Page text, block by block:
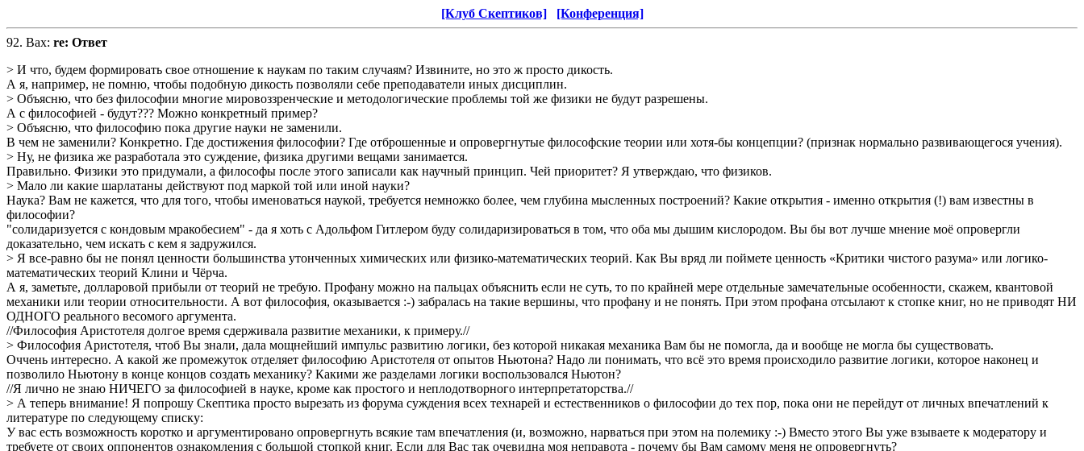
[Клуб Скептиков] [Конференция]
92. Вах: re: Ответ
> И что, будем формировать свое отношение к наукам по таким случаям? Извините, но это ж просто дикость.
А я, например, не помню, чтобы подобную дикость позволяли себе преподаватели иных дисциплин.
> Объясню, что без философии многие мировоззренческие и методологические проблемы той же физики не будут разрешены.
А с философией - будут??? Можно конкретный пример?
> Объясню, что философию пока другие науки не заменили.
В чем не заменили? Конкретно. Где достижения философии? Где отброшенные и опровергнутые философские теории или хотя-бы концепции? (признак нормально развивающегося учения).
> Ну, не физика же разработала это суждение, физика другими вещами занимается.
Правильно. Физики это придумали, а философы после этого записали как научный принцип. Чей приоритет? Я утверждаю, что физиков.
> Мало ли какие шарлатаны действуют под маркой той или иной науки?
Наука? Вам не кажется, что для того, чтобы именоваться наукой, требуется немножко более, чем глубина мысленных построений? Какие открытия - именно открытия (!) вам известны в
философии?
"солидаризуется с кондовым мракобесием" - да я хоть с Адольфом Гитлером буду солидаризироваться в том, что оба мы дышим кислородом. Вы бы вот лучше мнение моё опровергли
доказательно, чем искать с кем я задружился.
> Я все-равно бы не понял ценности большинства утонченных химических или физико-математических теорий. Как Вы вряд ли поймете ценность «Критики чистого разума» или логико-
математических теорий Клини и Чёрча.
А я, заметьте, долларовой прибыли от теорий не требую. Профану можно на пальцах объяснить если не суть, то по крайней мере отдельные замечательные особенности, скажем, квантовой
механики или теории относительности. А вот философия, оказывается :-) забралась на такие вершины, что профану и не понять. При этом профана отсылают к стопке книг, но не приводят НИ
ОДНОГО реального весомого аргумента.
//Философия Аристотеля долгое время сдерживала развитие механики, к примеру.//
> Философия Аристотеля, чтоб Вы знали, дала мощнейший импульс развитию логики, без которой никакая механика Вам бы не помогла, да и вообще не могла бы существовать.
Оччень интересно. А какой же промежуток отделяет философию Аристотеля от опытов Ньютона? Надо ли понимать, что всё это время происходило развитие логики, которое наконец и
позволило Ньютону в конце концов создать механику? Какими же разделами логики воспользовался Ньютон?
//Я лично не знаю НИЧЕГО за философией в науке, кроме как простого и неплодотворного интерпретаторства.//
> А теперь внимание! Я попрошу Скептика просто вырезать из форума суждения всех технарей и естественников о философии до тех пор, пока они не перейдут от личных впечатлений к
литературе по следующему списку:
У вас есть возможность коротко и аргументировано опровергнуть всякие там впечатления (и, возможно, нарваться при этом на полемику :-) Вместо этого Вы уже взываете к модератору и
требуете от своих оппонентов ознакомления с большой стопкой книг. Если для Вас так очевидна моя неправота - почему бы Вам самому меня не опровергнуть?